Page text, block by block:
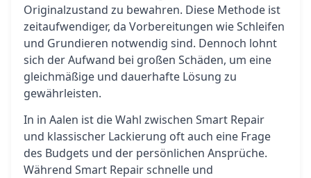
Originalzustand zu bewahren. Diese Methode ist
zeitaufwendiger, da Vorbereitungen wie Schleifen
und Grundieren notwendig sind. Dennoch lohnt
sich der Aufwand bei großen Schäden, um eine
gleichmäßige und dauerhafte Lösung zu
gewährleisten.
In in Aalen ist die Wahl zwischen Smart Repair
und klassischer Lackierung oft auch eine Frage
des Budgets und der persönlichen Ansprüche.
Während Smart Repair schnelle und